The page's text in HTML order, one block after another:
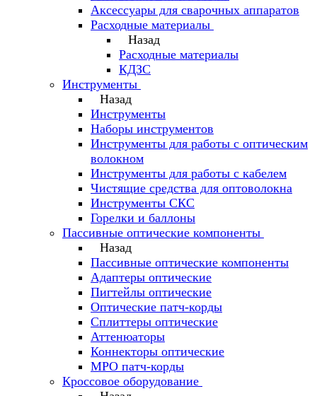
Аксессуары для сварочных аппаратов
Расходные материалы
Назад
Расходные материалы
КДЗС
Инструменты
Назад
Инструменты
Наборы инструментов
Инструменты для работы с оптическим
волокном
Инструменты для работы с кабелем
Чистящие средства для оптоволокна
Инструменты СКС
Горелки и баллоны
Пассивные оптические компоненты
Назад
Пассивные оптические компоненты
Адаптеры оптические
Пигтейлы оптические
Оптические патч-корды
Сплиттеры оптические
Аттенюаторы
Коннекторы оптические
MPO патч-корды
Кроссовое оборудование